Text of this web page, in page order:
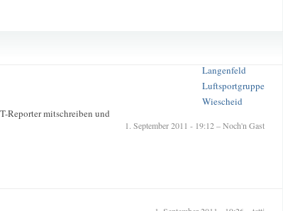
Langenfeld
Luftsportgruppe
Wiescheid
1. September 2011 - 19:12 – Noch'n Gast
Reporter mitschreiben und